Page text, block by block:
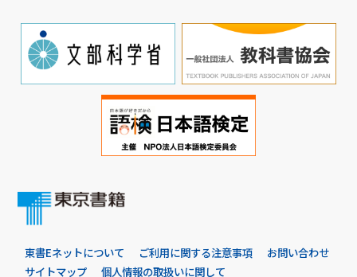
東書Eネットについて ご利用に関する注意事項
お問い合わせ
サイトマップ
個人情報の取扱いに関して